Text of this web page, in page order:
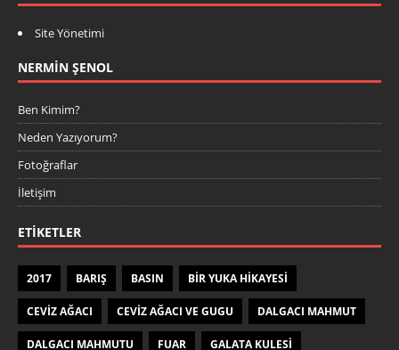
Site Yönetimi
NERMIN ŞENOL
Ben Kimim?
Neden Yazıyorum?
Fotoğraflar
İletişim
ETIKETLER
2017 BARIŞ BASIN BIR YUKA HIKAYESI
CEVIZ AĞACI CEVIZ AĞACI VE GUGU DALGACI MAHMUT
DALGACI MAHMUTU FUAR GALATA KULESI